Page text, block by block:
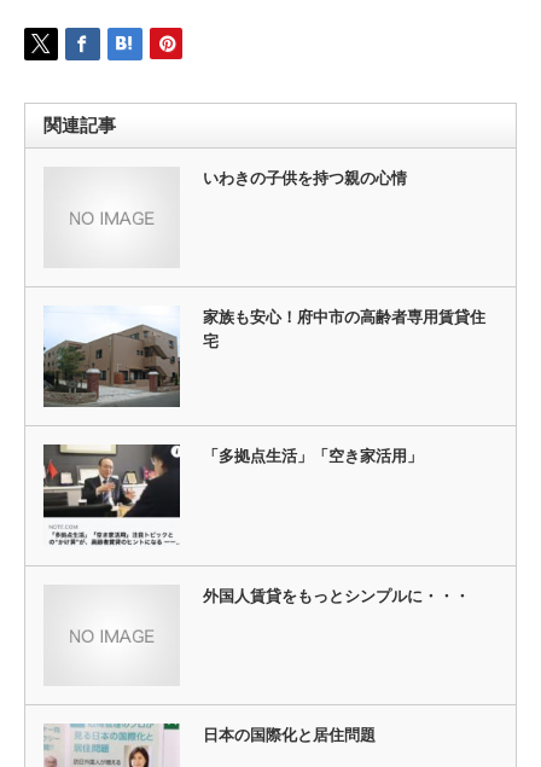
関連記事
いわきの子供を持つ親の心情
家族も安心！府中市の高齢者専用賃貸住
宅
「多拠点生活」「空き家活用」
外国人賃貸をもっとシンプルに・・・
日本の国際化と居住問題